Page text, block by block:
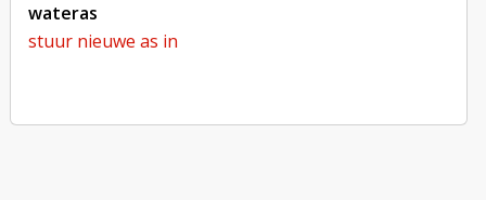
wateras
stuur nieuwe as in